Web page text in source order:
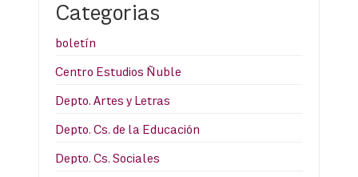
Categorias
boletín
Centro Estudios Ñuble
Depto. Artes y Letras
Depto. Cs. de la Educación
Depto. Cs. Sociales